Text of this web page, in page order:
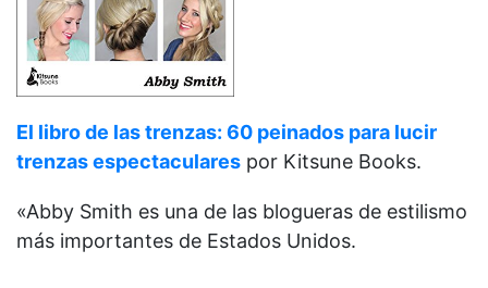
El libro de las trenzas: 60 peinados para lucir
trenzas espectaculares por Kitsune Books.
«Abby Smith es una de las blogueras de estilismo
más importantes de Estados Unidos.